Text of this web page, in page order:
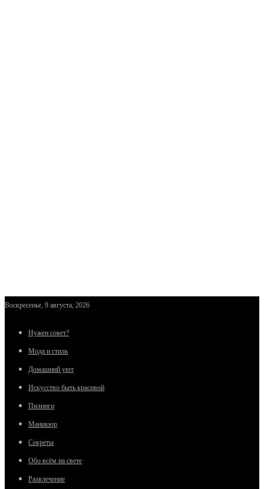
Воскресенье, 9 августа, 2026
Нужен совет?
Мода и стиль
Домашний уют
Искусство быть красивой
Пилинги
Маникюр
Секреты
Обо всём на свете
Развлечение